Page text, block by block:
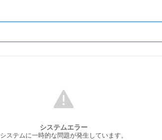
システムエラー
システムに一時的な問題が発生しています。